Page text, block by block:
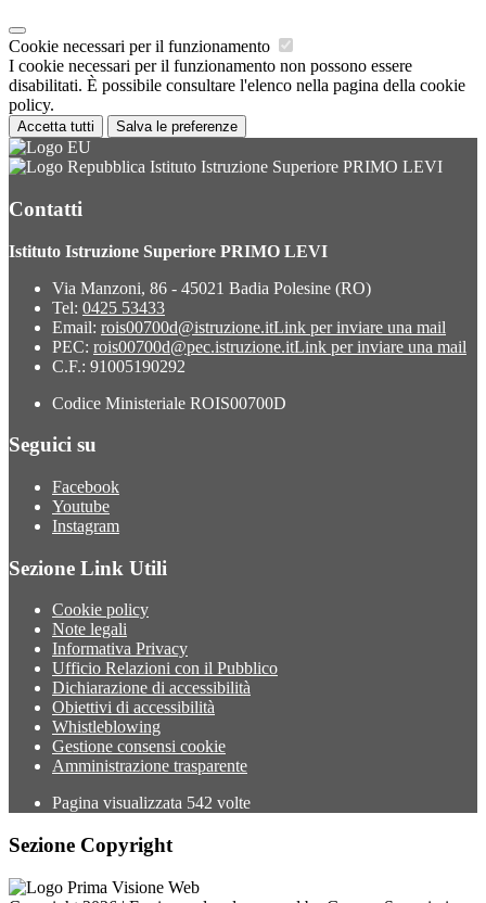
Cookie necessari per il funzionamento
I cookie necessari per il funzionamento non possono essere
disabilitati. È possibile consultare l'elenco nella pagina della cookie
policy.
Accetta tutti Salva le preferenze
Istituto Istruzione Superiore PRIMO LEVI
Contatti
Istituto Istruzione Superiore PRIMO LEVI
Via Manzoni, 86 - 45021 Badia Polesine (RO)
Tel: 0425 53433
Email: rois00700d@istruzione.itLink per inviare una mail
PEC: rois00700d@pec.istruzione.itLink per inviare una mail
C.F.: 91005190292
Codice Ministeriale ROIS00700D
Seguici su
Facebook
Youtube
Instagram
Sezione Link Utili
Cookie policy
Note legali
Informativa Privacy
Ufficio Relazioni con il Pubblico
Dichiarazione di accessibilità
Obiettivi di accessibilità
Whistleblowing
Gestione consensi cookie
Amministrazione trasparente
Pagina visualizzata 542 volte
Sezione Copyright